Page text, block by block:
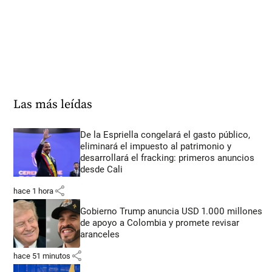
Las más leídas
De la Espriella congelará el gasto público,
eliminará el impuesto al patrimonio y
desarrollará el fracking: primeros anuncios
desde Cali
hace 1 hora share
Gobierno Trump anuncia USD 1.000 millones
de apoyo a Colombia y promete revisar
aranceles
hace 51 minutos share